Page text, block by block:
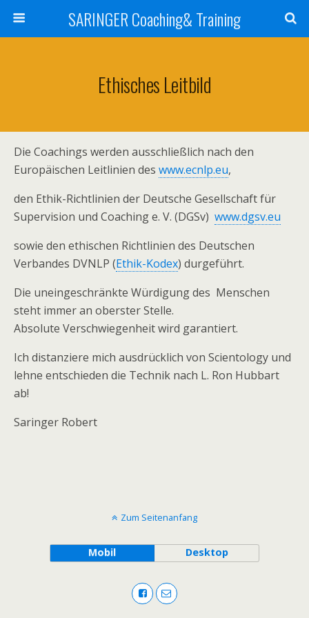
SARINGER Coaching& Training
Ethisches Leitbild
Die Coachings werden ausschließlich nach den
Europäischen Leitlinien des www.ecnlp.eu,
den Ethik-Richtlinien der Deutsche Gesellschaft für
Supervision und Coaching e. V. (DGSv) www.dgsv.eu
sowie den ethischen Richtlinien des Deutschen
Verbandes DVNLP (Ethik-Kodex) durgeführt.
Die uneingeschränkte Würdigung des Menschen
steht immer an oberster Stelle.
Absolute Verschwiegenheit wird garantiert.
Ich distanziere mich ausdrücklich von Scientology und
lehne entschieden die Technik nach L. Ron Hubbart
ab!
Saringer Robert
Zum Seitenanfang
Mobil Desktop